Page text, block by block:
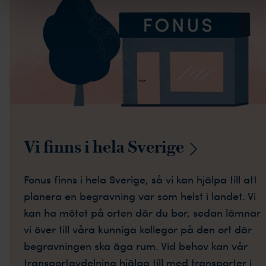
Vi finns i helaSverige
Fonus finns i hela Sverige, så vi kan hjälpa till att
planera en begravning var som helst i landet. Vi
kan ha mötet på orten där du bor, sedan lämnar
vi över till våra kunniga kollegor på den ort där
begravningen ska äga rum. Vid behov kan vår
transportavdelning hjälpa till med transporter i